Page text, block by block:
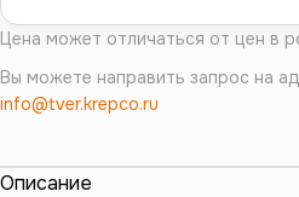
Цена может отличаться от цен в
Вы можете направить запрос на
info@tver.krepco.ru
Описание